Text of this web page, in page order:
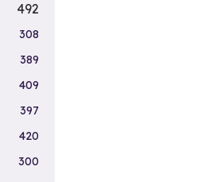
492
308
389
409
397
420
300